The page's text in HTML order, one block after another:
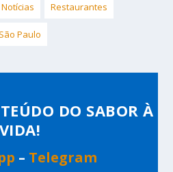
Notícias Restaurantes
São Paulo
DO SABOR À
VIDA!
– Telegram